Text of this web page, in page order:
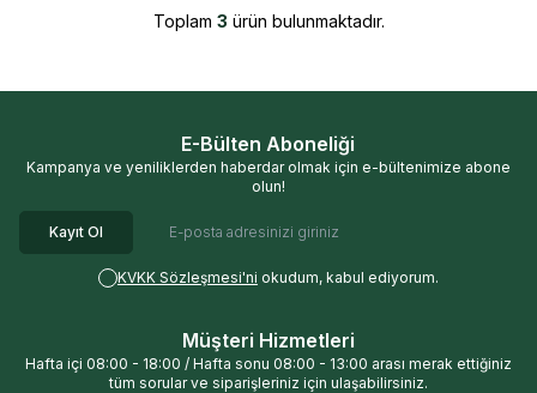
Toplam 3 ürün bulunmaktadır.
E-Bülten Aboneliği
Kampanya ve yeniliklerden haberdar olmak için e-bültenimize abone
olun!
Kayıt Ol
KVKK Sözleşmesi'ni okudum, kabul ediyorum.
Müşteri Hizmetleri
Hafta içi 08:00 - 18:00 / Hafta sonu 08:00 - 13:00 arası merak ettiğiniz
tüm sorular ve siparişleriniz için ulaşabilirsiniz.